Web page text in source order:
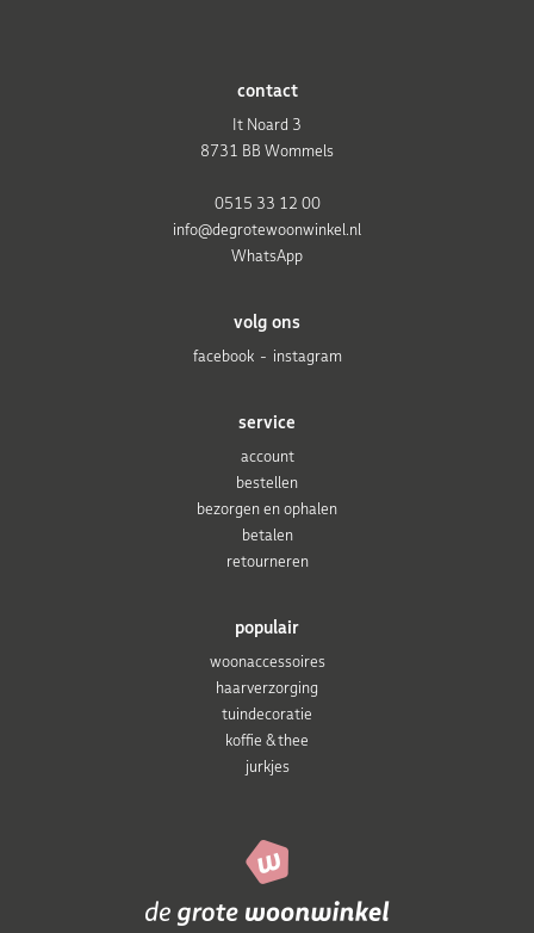
populair
woonaccessoires
haarverzorging
tuindecoratie
koffie & thee
jurkjes
service
account
bestellen
bezorgen en ophalen
betalen
retourneren
volg ons
facebook
instagram
contact
It Noard 3
8731 BB Wommels
0515 33 12 00
info@degrotewoonwinkel.nl
WhatsApp